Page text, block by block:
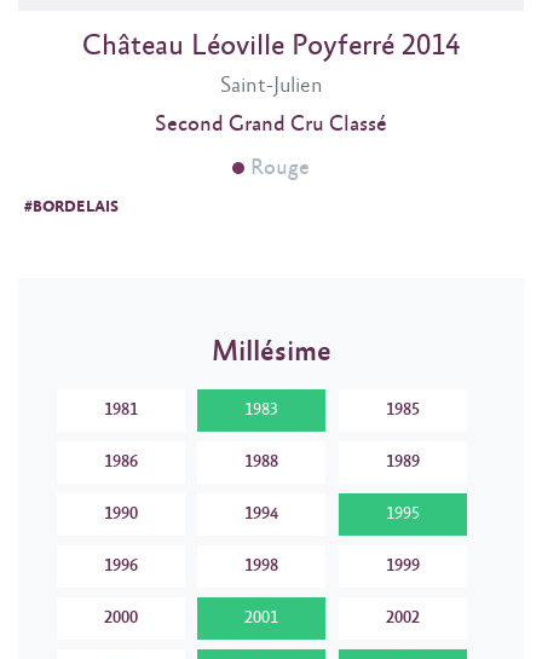
Saint-Julien
Château Léoville Poyferré 2014
Second Grand Cru Classé
Rouge
#BORDELAIS
Millésime
1981 1983 1985
1986 1988 1989
1990 1994 1995
1996 1998 1999
2000 2001 2002